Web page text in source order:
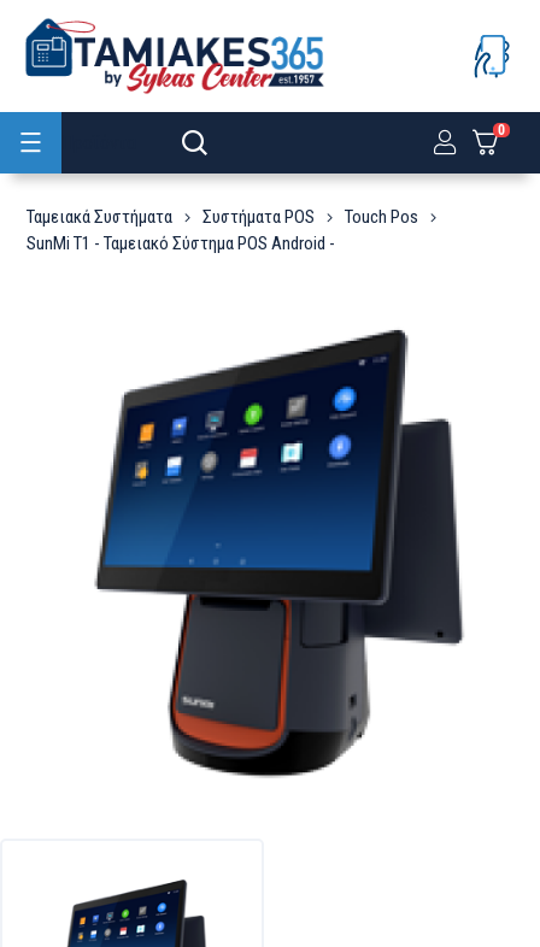
0
Ταμειακά Συστήματα Συστήματα POS
Touch Pos
SunMi T1 - Ταμειακό Σύστημα POS Android -